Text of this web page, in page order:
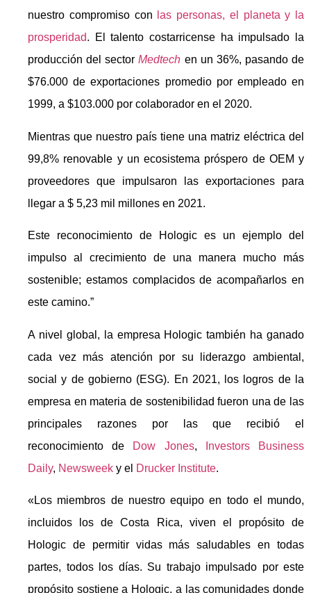
nuestro compromiso con las personas, el planeta y la
prosperidad. El talento costarricense ha impulsado la
producción del sectorMedtech en un 36%, pasando de
$76.000 de exportaciones promedio por empleado en
1999, a $103.000 por colaborador en el 2020.
Mientras que nuestro país tiene una matriz eléctrica del
99,8% renovable y un ecosistema próspero de OEM y
proveedores que impulsaron las exportaciones para
llegar a $ 5,23 mil millones en 2021.
Este reconocimiento de Hologic es un ejemplo del
impulso al crecimiento de una manera mucho más
sostenible; estamos complacidos de acompañarlos en
este camino.”
A nivel global, la empresa Hologic también ha ganado
cada vez más atención por su liderazgo ambiental,
social y de gobierno (ESG). En 2021, los logros de la
empresa en materia de sostenibilidad fueron una de las
principales razones por las que recibió el
reconocimiento de Dow Jones,
Investors Business
Daily, Newsweek y el Drucker Institute.
«Los miembros de nuestro equipo en todo el mundo,
incluidos los de Costa Rica, viven el propósito de
Hologic de permitir vidas más saludables en todas
partes, todos los días. Su trabajo impulsado por este
propósito sostiene a Hologic, a las comunidades donde